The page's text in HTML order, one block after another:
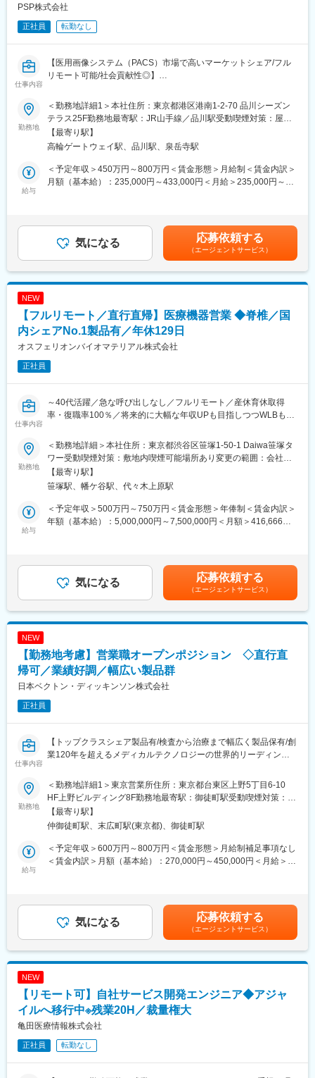
◇当社では、主に医用画像診断支援システム（PACS）や放射線情
報管理システム（RIS）等の医用システムの開発から運営までを手
◇また、医療現場に貢献したいという当社の思いは、日本国内だ
けに留まらず、既に、シンガポールとタイに駐在所を置き、現地
年急成長を遂げています。
◇現在では病院内での使用から病院間の地域連携（地域医療）
等、将来へ向けた新たな展開が始まっており、医用システム業界
が担う役割は今後ますます大きくなっていくと考えられます。
◇当社で働くことで、医用システムを通じて社会に貢献している
という充実感や誇りを感じられることが魅力です。日々求められ
る変化に対し、企業としても、個人としても成長していくことが
変更の範囲：会社の定める業務
PSP株式会社
正社員 転勤なし
仕事内容
【医用画像システム（PACS）市場で高いマーケットシェア/フル
リモート可能/社会貢献性◎】
■業務概要：
当社が新規事業として取り組んでいるデータ利活用事業に関わる
開発業務を担当頂きます。
全国の医療機関から収集される大規模医療データの基盤開発をお
任せします。AWS・GCP環境でのETL開発やデータ分析基盤、可
視化アプリケーション開発など、医療DXを支える新規事業の中核
ポジションです。
ます。
所属となる新規事業開発本部では、AIやPHRアプリ、データ利活
用など多くの新規事業を担当しています。
■働き方：
勤務形態は出社、リモートを柔軟に組み合わせて利用可能です。
■当社の特徴：
報管理システム（RIS）等の医用システムの開発から運営までを手
がけています。特に医用画像診断支援システム（PACS）は、医療
◇また、医療現場に貢献したいという当社の思いは、日本国内だ
けに留まらず、既に、シンガポールとタイに駐在所を置き、現地
の病院にアプローチを始めています。医用システム業界はここ数
年急成長を遂げています。
◇現在では病院内での使用から病院間の地域連携（地域医療）
等、将来へ向けた新たな展開が始まっており、医用システム業界
が担う役割は今後ますます大きくなっていくと考えられます。
患者や医療従事者のためになることへ繋がっていくと当社では考
えています。
勤務地
＜勤務地詳細1＞本社住所：東京都港区港南1-2-70 品川シーズン
テラス25F勤務地最寄駅：JR山手線／品川駅受動喫煙対策：屋内
喫煙可能場所あり＜勤務地詳細2＞全国（ご自宅からのフルリモー
ト中心）住所：全国各地 受動喫煙対策：敷地内全面禁煙変更の範
【最寄り駅】
高輪ゲートウェイ駅、品川駅、泉岳寺駅
給与
＜予定年収＞450万円～800万円＜賃金形態＞月給制＜賃金内訳＞
月額（基本給）：235,000円～433,000円＜月給＞235,000円～
年2回※基準額：約4.1ヶ月分/年（業績により変動あり）賃金はあ
くまでも目安の金額であり、選考を通じて上下する可能性があり
ます。月給(月額)は固定手当を含めた表記です。
気になる 応募依頼する
（エージェントサービス）
NEW
【フルリモート／直行直帰】医療機器営業 ◆脊椎／国
内シェアNo.1製品有／年休129日
オスフェリオンバイオマテリアル株式会社
正社員
仕事内容
～40代活躍／急な呼び出しなし／フルリモート／産休育休取得
率・復職率100％／将来的に大幅な年収UPも目指しつつWLBも担
★フルリモートで自宅から顧客先へ直行直帰の営業スタイル、全
国どこでも勤務可能！
★予定手術が大半のため緊急呼び出しはなし！
★WLBを改善したくて入社している社員多数！
★年休129日×土日祝休み／産休育休取得率・復職率100％で働き
方◎
★セラミックス人工骨の国内シェアNo.1企業！
整形外科向けの人工骨等を研究開発・製造する当社にて、脊椎領
域（椎弓形成術に用いられる固定材）の営業活動、マーケティン
グ業務のサポートをお任せいたします。
平均週3件ほど、立会い時間は1件あたり、２～3.5時間程度です。
医師から製品の開発提案を頂いた場合は、自社の開発部門と連
携・ディスカッションをするケースもあります。他部門の営業に
同行し医師に情報提供を行うこともあります。
・医局説明会の企画運営とプレゼン
・顧客フォローと販売・契約業務
※営業担当には営業車が各自1台割り当てられ、原則は自宅から営
業先へ直行直帰のスタイルです。
■休暇
有休取得に関して、積極取得を掲げています。
長期休暇にも寛容であり、今年のGWは、30日・１日も休業日と
し、長期休暇を会社として設定されておりました。
■同社の特色：
１、民間のシンクタンクの調査では、整形外科向けセラミックス
２、入社と同時に有給休暇を比例付与。社員の産休育休取得率お
がいを感じられます。
４、社内は社長、副社長問わず「さん」付けで呼び合う風通しの
良い風土があり、これまでの新卒社員の定着率は9割超と勤務しや
５、開発・製造～販売まで全て自社にて一気通貫で行っていま
す。
勤務地
＜勤務地詳細＞本社住所：東京都渋谷区笹塚1-50-1 Daiwa笹塚タ
ワー受動喫煙対策：敷地内喫煙可能場所あり変更の範囲：会社の
定める事業所（リモートワーク含む）
【最寄り駅】
笹塚駅、幡ケ谷駅、代々木上原駅
給与
＜予定年収＞500万円～750万円＜賃金形態＞年俸制＜賃金内訳＞
年額（基本給）：5,000,000円～7,500,000円＜月額＞416,666円
収額に含まず）：年2回。半期ごとに予算の達成に応じて支給。
（0～100万円/半期）賃金はあくまでも目安の金額であり、選考を
通じて上下する可能性があります。月給(月額)は固定手当を含めた
表記です。
気になる 応募依頼する
（エージェントサービス）
NEW
【勤務地考慮】営業職オープンポジション ◇直行直
帰可／業績好調／幅広い製品群
日本ベクトン・ディッキンソン株式会社
正社員
仕事内容
【トップクラスシェア製品有/検査から治療まで幅広く製品保有/創
業120年を超えるメディカルテクノロジーの世界的リーディング
当社はライフサイエンス分野における検査機器製品、医療機器等
を展開しているグローバル企業です。今回は当社製品のセールス
を担当いただける方を募集しています。
※ご経験、希望に応じて選考部署・エリアをご提案させていただき
ます。
ご希望を応募時に合わせてご連絡ください。
これまでのご経験やご希望に合わせてご紹介いたします。
≪配属部門一例≫
・アドバンスド ペイシェント モニタリング（血行動態モニタリン
・オンコロジー営業部
■職務詳細
※配属部署によりますが、基本的には病院、薬局などへの営業とな
ります。
勤務地
＜勤務地詳細1＞東京営業所住所：東京都台東区上野5丁目6-10
HF上野ビルディング8F勤務地最寄駅：御徒町駅受動喫煙対策：屋
内全面禁煙＜勤務地詳細2＞全国各地住所：全国 ※ご希望の勤務地
で応相談（出張ベースでの勤務）受動喫煙対策：屋内全面禁煙変
【最寄り駅】
仲御徒町駅、末広町駅(東京都)、御徒町駅
給与
＜予定年収＞600万円～800万円＜賃金形態＞月給制補足事項なし
＜賃金内訳＞月額（基本給）：270,000円～450,000円＜月給＞
ます。賃金はあくまでも目安の金額であり、選考を通じて上下す
る可能性があります。月給(月額)は固定手当を含めた表記です。
気になる 応募依頼する
（エージェントサービス）
NEW
【リモート可】自社サービス開発エンジニア◆アジャ
イルへ移行中※残業20H／裁量権大
亀田医療情報株式会社
正社員 転勤なし